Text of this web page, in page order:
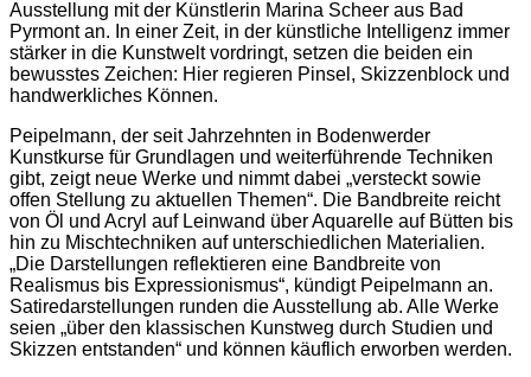
Ausstellung mit der Künstlerin Marina Scheer aus Bad
Pyrmont an. In einer Zeit, in der künstliche Intelligenz immer
stärker in die Kunstwelt vordringt, setzen die beiden ein
bewusstes Zeichen: Hier regieren Pinsel, Skizzenblock und
handwerkliches Können.
Peipelmann, der seit Jahrzehnten in Bodenwerder
Kunstkurse für Grundlagen und weiterführende Techniken
gibt, zeigt neue Werke und nimmt dabei „versteckt sowie
offen Stellung zu aktuellen Themen“. Die Bandbreite reicht
von Öl und Acryl auf Leinwand über Aquarelle auf Bütten bis
hin zu Mischtechniken auf unterschiedlichen Materialien.
„Die Darstellungen reflektieren eine Bandbreite von
Realismus bis Expressionismus“, kündigt Peipelmann an.
Satiredarstellungen runden die Ausstellung ab. Alle Werke
seien „über den klassischen Kunstweg durch Studien und
Skizzen entstanden“ und können käuflich erworben werden.